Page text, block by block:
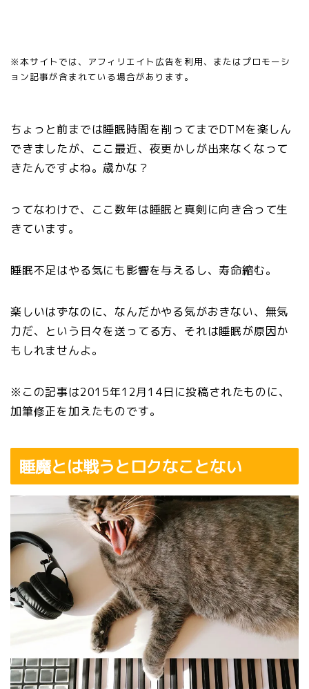
※本サイトでは、アフィリエイト広告を利用、またはプロモーシ
ョン記事が含まれている場合があります。
ちょっと前までは睡眠時間を削ってまでDTMを楽しん
できましたが、ここ最近、夜更かしが出来なくなって
きたんですよね。歳かな？
ってなわけで、ここ数年は睡眠と真剣に向き合って生
きています。
睡眠不足はやる気にも影響を与えるし、寿命縮む。
楽しいはずなのに、なんだかやる気がおきない、無気
力だ、という日々を送ってる方、それは睡眠が原因か
もしれませんよ。
※この記事は2015年12月14日に投稿されたものに、
加筆修正を加えたものです。
睡魔とは戦うとロクなことない